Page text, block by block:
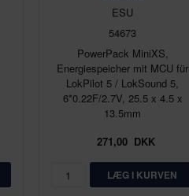
ESU
54673
PowerPack MiniXS,
Energiespeicher mit MCU für
LokPilot 5 / LokSound 5,
6*0.22F/2.7V, 25.5 x 4.5 x
13.5mm
271,00DKK